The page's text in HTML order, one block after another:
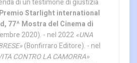
di un testimone di giustizia
Premio Starlight international
77^ Mostra del Cinema di
2020). - nel 2022«UNA
(Bonfirraro Editore). - nel
CONTRO LA CAMORRA»